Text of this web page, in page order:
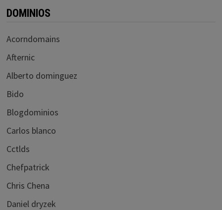
DOMINIOS
Acorndomains
Afternic
Alberto dominguez
Bido
Blogdominios
Carlos blanco
Cctlds
Chefpatrick
Chris Chena
Daniel dryzek